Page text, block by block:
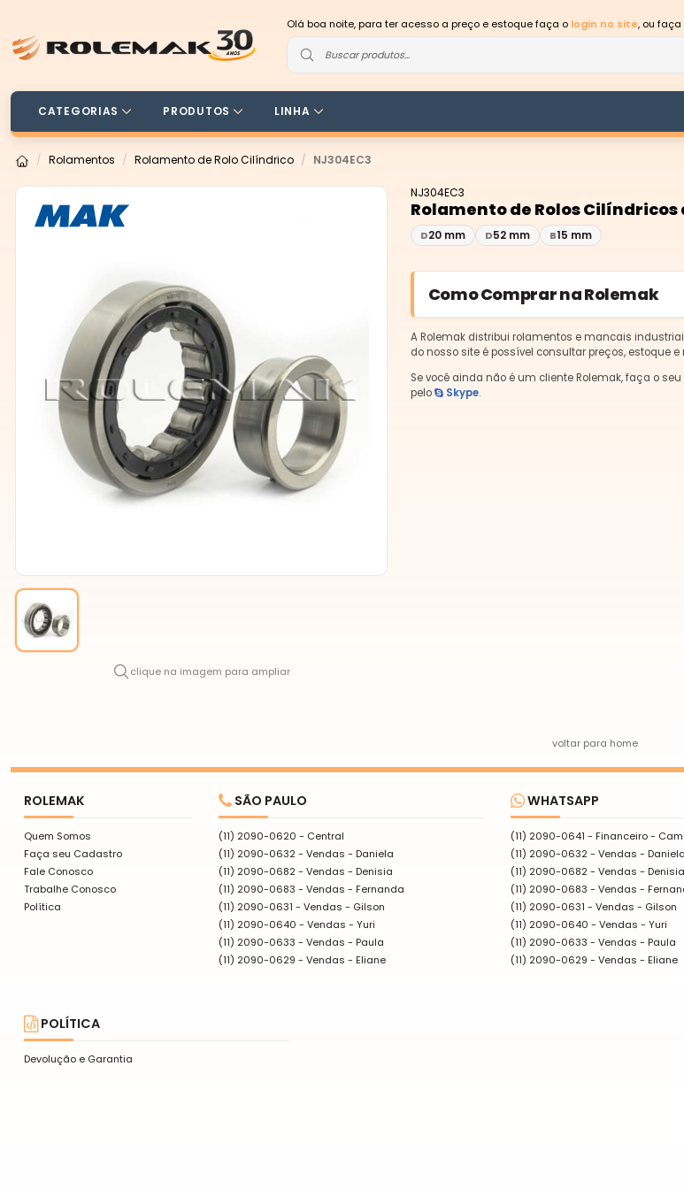
Olá boa noite, para ter acesso a preço e estoque faça o login no site, ou faça
CATEGORIAS PRODUTOS LINHA
Rolamentos Rolamento de Rolo Cilíndrico NJ304EC3
clique na imagem para ampliar
NJ304EC3
Rolamento de Rolos Cilíndricos
D20 mm D52 mm B15 mm
Como Comprar na Rolemak
A Rolemak distribui rolamentos e mancais
do nosso site é possível consultar preços, estoque e
Se você ainda não é um cliente Rolemak, faça o seu
pelo
Skype.
voltar para home
ROLEMAK
Quem Somos
Faça seu Cadastro
Fale Conosco
Trabalhe Conosco
Política
SÃO PAULO
(11) 2090-0620 - Central
(11) 2090-0632 - Vendas - Daniela
(11) 2090-0682 - Vendas - Denisia
(11) 2090-0683 - Vendas - Fernanda
(11) 2090-0631 - Vendas - Gilson
(11) 2090-0640 - Vendas - Yuri
(11) 2090-0633 - Vendas - Paula
(11) 2090-0629 - Vendas - Eliane
WHATSAPP
(11) 2090-0641 - Financeiro -
(11) 2090-0632- Vendas - Daniela
(11) 2090-0682- Vendas - Denisia
(11) 2090-0683 - Vendas -
(11) 2090-0631 - Vendas - Gilson
(11) 2090-0640 - Vendas - Yuri
(11) 2090-0633 - Vendas - Paula
(11) 2090-0629 - Vendas - Eliane
POLÍTICA
Devolução e Garantia